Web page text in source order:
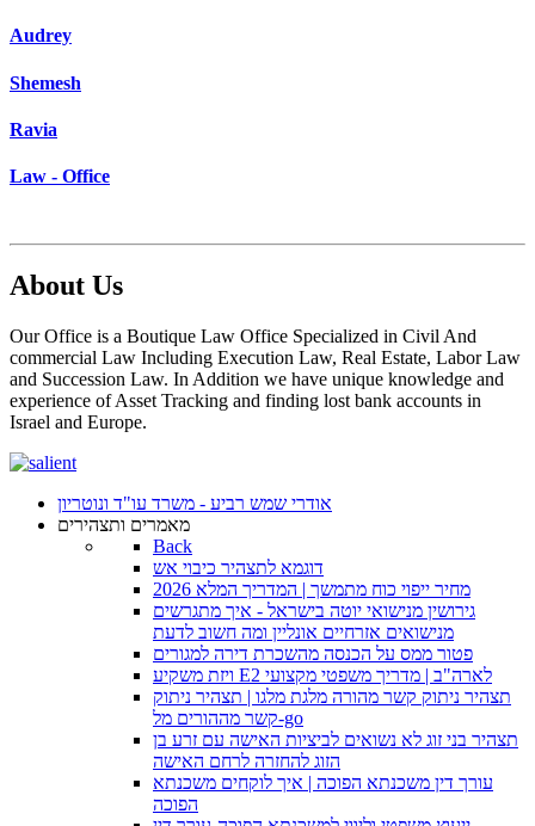
Audrey
Shemesh
Ravia
Law - Office
About Us
Our Office is a Boutique Law Office Specialized in Civil And
commercial Law Including Execution Law, Real Estate, Labor Law
and Succession Law. In Addition we have unique knowledge and
experience of Asset Tracking and finding lost bank accounts in
Israel and Europe.
אודרי שמש רביע - משרד עו"ד ונוטריון
מאמרים ותצהירים
Back
דוגמא לתצהיר כיבוי אש
מחיר ייפוי כוח מתמשך | המדריך המלא 2026
גירושין מנישואי יוטה בישראל - איך מתגרשים
מנישואים אזרחיים אונליין ומה חשוב לדעת
פטור ממס על הכנסה מהשכרת דירה למגורים
ויזת משקיע E2 לארה"ב | מדריך משפטי מקצועי
תצהיר ניתוק קשר מהורה מלגת מלגו | תצהיר ניתוק
קשר מההורים מל-go
תצהיר בני זוג לא נשואים לביציות האישה עם זרע בן
הזוג להחזרה לרחם האישה
עורך דין משכנתא הפוכה | איך לוקחים משכנתא
הפוכה